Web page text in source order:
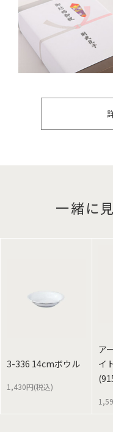
一緒に
3-336 14cmボウル
1,430円(税込)
ア
イ